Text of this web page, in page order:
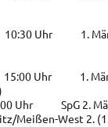
10:30 Uhr 1.
Uhr 1.
2.
Meißen-West 2.